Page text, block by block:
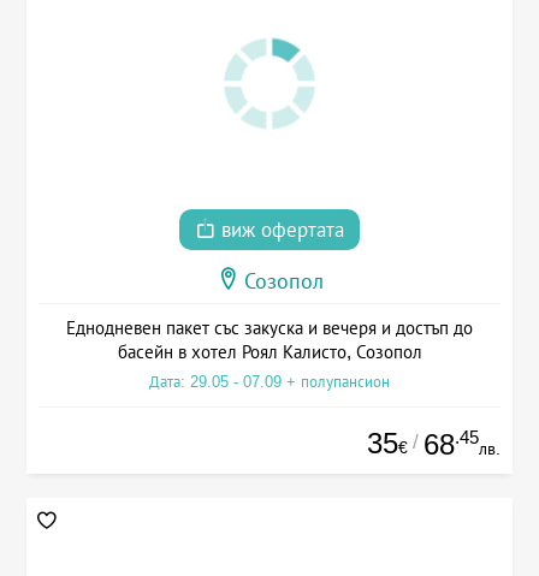
виж офертата
Созопол
Еднодневен пакет със закуска и вечеря и достъп до
басейн в хотел Роял Калисто, Созопол
Дата: 29.05 - 07.09 + полупансион
35€ / 68.45
лв.